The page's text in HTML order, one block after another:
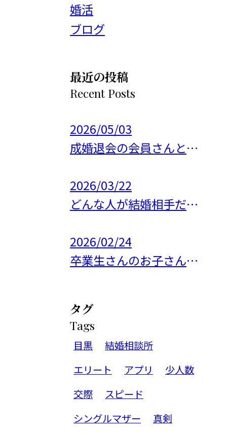
婚活
ブログ
最近の投稿
Recent Posts
2026/05/03
成婚退会の会員さんとお会いして来ました✨
2026/03/22
どんな人が結婚相手だといいのか
2026/02/24
卒業生さんのお子さんに会って来ました✨
タグ
Tags
目黒
結婚相談所
エリート
アプリ
少人数
交際
スピード
シングルマザー
真剣